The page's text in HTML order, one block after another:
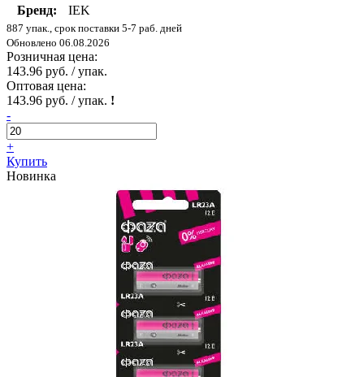
Бренд:
IEK
887 упак., срок поставки 5-7 раб. дней
Обновлено 06.08.2026
Розничная цена:
143.96 руб. / упак.
Оптовая цена:
143.96 руб. / упак. !
-
+
Купить
Новинка